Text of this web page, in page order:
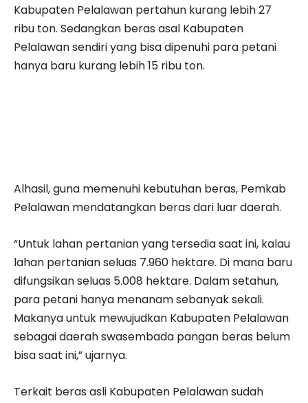
Kabupaten Pelalawan pertahun kurang lebih 27
ribu ton. Sedangkan beras asal Kabupaten
Pelalawan sendiri yang bisa dipenuhi para petani
hanya baru kurang lebih 15 ribu ton.
Alhasil, guna memenuhi kebutuhan beras, Pemkab
Pelalawan mendatangkan beras dari luar daerah.
“Untuk lahan pertanian yang tersedia saat ini, kalau
lahan pertanian seluas 7.960 hektare. Di mana baru
difungsikan seluas 5.008 hektare. Dalam setahun,
para petani hanya menanam sebanyak sekali.
Makanya untuk mewujudkan Kabupaten Pelalawan
sebagai daerah swasembada pangan beras belum
bisa saat ini,” ujarnya.
Terkait beras asli Kabupaten Pelalawan sudah